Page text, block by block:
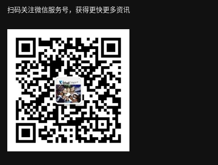
扫码关注微信服务号，获得更快更多资讯